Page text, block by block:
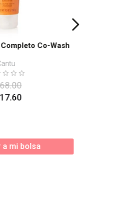
Co-Wash
.00
.60
a mi bolsa